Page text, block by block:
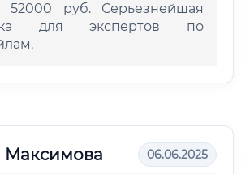
52000 руб. Серьезнейшая
для экспертов по
Максимова 06.06.2025